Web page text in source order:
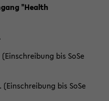
"Health
bis SoSe
bis SoSe